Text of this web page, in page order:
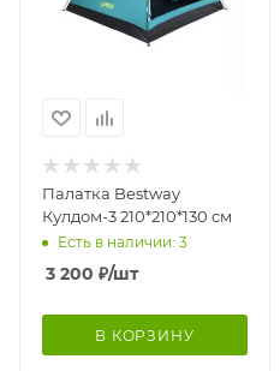
Палатка Bestway
Кулдом-3 210*210*130 см
Есть в наличии: 3
3 200 ₽/шт
В КОРЗИНУ